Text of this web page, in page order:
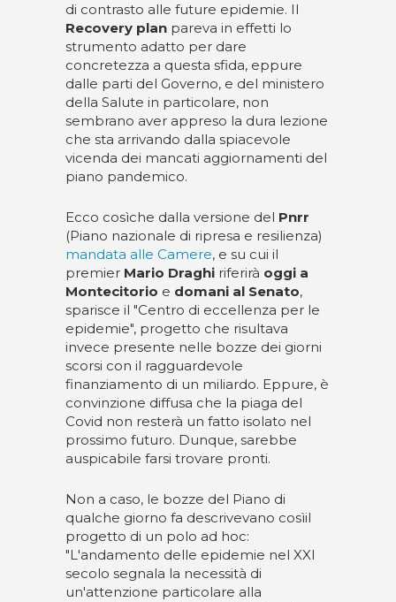
di contrasto alle future epidemie. Il
Recovery plan pareva in effetti lo
strumento adatto per dare
concretezza a questa sfida, eppure
dalle parti del Governo, e del ministero
della Salute in particolare, non
sembrano aver appreso la dura lezione
che sta arrivando dalla spiacevole
vicenda dei mancati aggiornamenti del
piano pandemico.
Ecco cosìche dalla versione del Pnrr
(Piano nazionale di ripresa e resilienza)
mandata alle Camere, e su cui il
premier Mario Draghi riferirà oggi a
Montecitorio e domani al Senato,
sparisce il "Centro di eccellenza per le
epidemie", progetto che risultava
invece presente nelle bozze dei giorni
scorsi con il ragguardevole
finanziamento di un miliardo. Eppure, è
convinzione diffusa che la piaga del
Covid non resterà un fatto isolato nel
prossimo futuro. Dunque, sarebbe
auspicabile farsi trovare pronti.
Non a caso, le bozze del Piano di
qualche giorno fa descrivevano cosìil
progetto di un polo ad hoc:
"L'andamento delle epidemie nel XXI
secolo segnala la necessità di
un'attenzione particolare alla